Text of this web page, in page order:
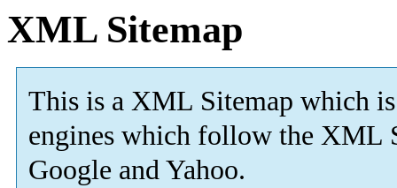
XML Sitemap
This is a XML Sitemap which is
engines which follow the XML
Google and Yahoo.